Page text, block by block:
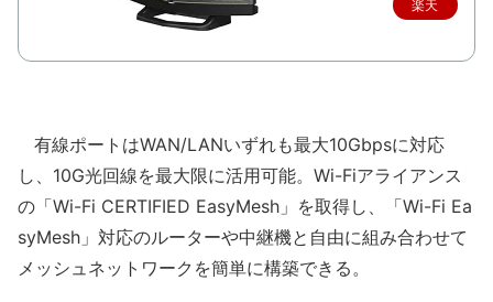
楽天
入
有線ポートはWAN/LANいずれも最大10Gbpsに対応
し、10G光回線を最大限に活用可能。Wi-Fiアライアンス
の「Wi-Fi CERTIFIED EasyMesh」を取得し、「Wi-Fi Ea
syMesh」対応のルーターや中継機と自由に組み合わせて
メッシュネットワークを簡単に構築できる。